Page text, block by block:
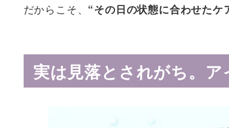
だからこそ、 “その日の状態に合わせたケ
実は見落とされがち。